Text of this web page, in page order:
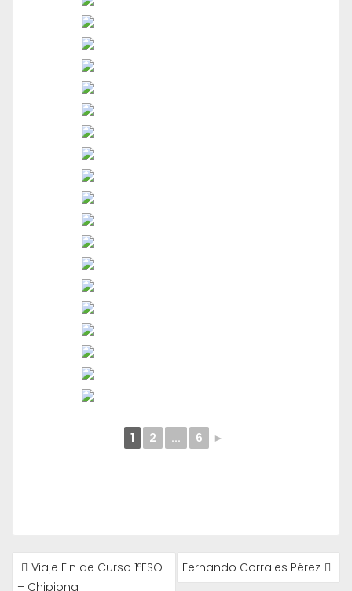
1 2 ... 6 ►
NAVEGACIÓN
DE Viaje Fin de Curso 1ºESO
– Chipiona
Fernando Corrales Pérez